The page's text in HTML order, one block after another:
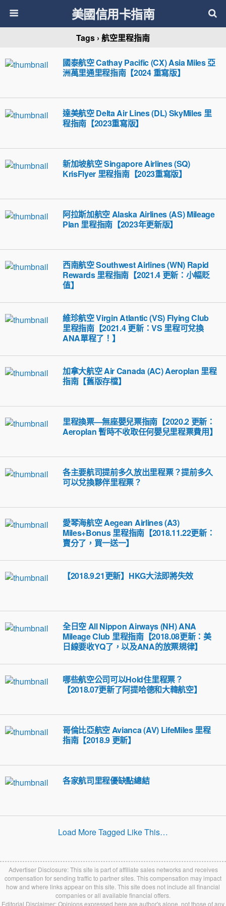
美國信用卡指南
Tags › 航空里程指南
國泰航空 Cathay Pacific (CX) Asia Miles 亞
洲萬里通里程指南【2024 重寫版】
達美航空 Delta Air Lines (DL) SkyMiles 里
程指南【2023重寫版】
新加坡航空 Singapore Airlines (SQ)
KrisFlyer 里程指南【2023重寫版】
阿拉斯加航空 Alaska Airlines (AS) Mileage
Plan 里程指南【2023年更新版】
西南航空 Southwest Airlines (WN) Rapid
Rewards 里程指南【2021.4 更新：小幅貶
值】
維珍航空 Virgin Atlantic (VS) Flying Club
里程指南【2021.4 更新：VS 里程可兌換
ANA單程了！】
加拿大航空 Air Canada (AC) Aeroplan 里程
指南【舊版存檔】
里程換票—無座嬰兒票指南【2020.2 更新：
Aeroplan 暫時不收取任何嬰兒里程票費用】
各主要航司提前多久放出里程票？提前多久
可以兌換夥伴里程票？
愛琴海航空 Aegean Airlines (A3)
Miles+Bonus 里程指南【2018.11.22更新：
賣分了，買一送一】
【2018.9.21更新】HKG大法即將失效
全日空 All Nippon Airways (NH) ANA
Mileage Club 里程指南【2018.08更新：美
日線要收YQ了，以及ANA的放票規律】
哪些航空公司可以Hold住里程票？
【2018.07更新了阿提哈德和大韓航空】
哥倫比亞航空 Avianca (AV) LifeMiles 里程
指南【2018.9 更新】
各家航司里程優缺點總結
Load More Tagged Like This…
Advertiser Disclosure: This site is part of affiliate sales networks and receives
compensation for sending traffic to partner sites. This compensation may impact
how and where links appear on this site. This site does not include all financial
companies or all available financial offers.
Editorial Disclaimer: Opinions expressed here are author's alone, not those of any